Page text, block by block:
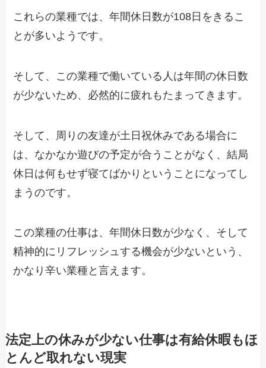
これらの業種では、年間休日数が108日をきるこ
とが多いようです。
そして、この業種で働いている人は年間の休日数
が少ないため、必然的に疲れもたまってきます。
そして、周りの友達が土日祝休みである場合に
は、なかなか遊びの予定が合うことがなく、結局
休日は何もせず寝てばかりということになってし
まうのです。
この業種の仕事は、年間休日数が少なく、そして
精神的にリフレッシュする機会が少ないという、
かなり辛い業種と言えます。
法定上の休みが少ない仕事は有給休暇もほ
とんど取れない現実